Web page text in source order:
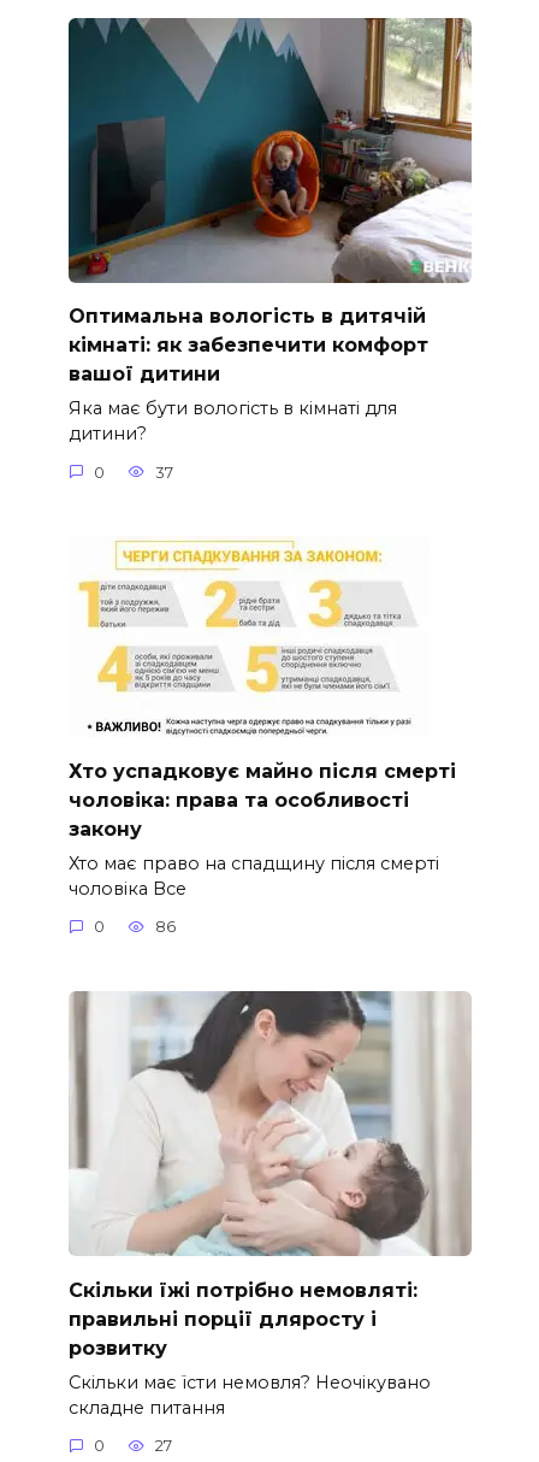
Оптимальна вологість в дитячій
кімнаті: як забезпечити комфорт
вашої дитини
Яка має бути вологість в кімнаті для
дитини?
0 37
Хто успадковує майно після смерті
чоловіка: права та особливості
закону
Хто має право на спадщину після смерті
чоловіка Все
0 86
Скільки їжі потрібно немовляті:
правильні порції дляросту і
розвитку
Скільки має їсти немовля? Неочікувано
складне питання
0 27